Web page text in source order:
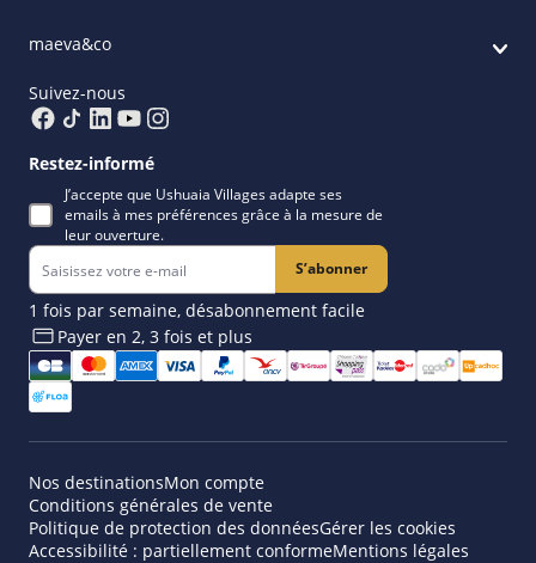
maeva&co
Suivez-nous
Restez-informé
J’accepte que Ushuaia Villages adapte ses
emails à mes préférences grâce à la mesure de
leur ouverture.
S’abonner
1 fois par semaine, désabonnement facile
Payer en 2, 3 fois et plus​
Nos destinationsMon compte
Conditions générales de vente
Politique de protection des donnéesGérer les cookies
Accessibilité : partiellement conformeMentions légales